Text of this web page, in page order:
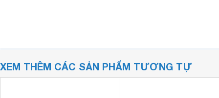
XEM THÊM CÁC SẢN PHẨM TƯƠNG TỰ